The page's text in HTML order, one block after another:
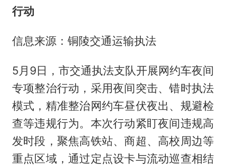
行动
信息来源：铜陵交通运输执法
5月9日，市交通执法支队开展网约车夜间
专项整治行动，采用夜间突击、错时执法
模式，精准整治网约车昼伏夜出、规避检
查等违规行为。本次行动紧盯夜间违规高
发时段，聚焦高铁站、商超、高校周边等
重点区域，通过定点设卡与流动巡查相结